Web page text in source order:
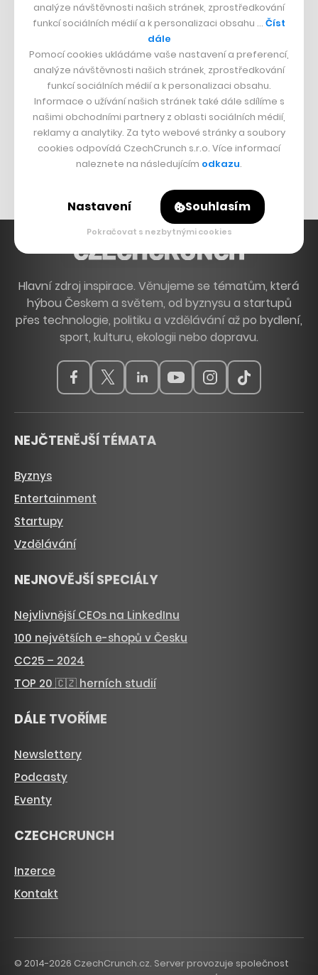
Boční projekt, co se zvrtnul
Francouzský šéfkuchař na Šumavě
Dva golfisti, co pečou
DESIGN
Bomma není tichá
Originální hodinky
Nábytek z betonu
Hlavní zdroj inspirace. Věnujeme se tématům, která
hýbou Českem a světem, od byznysu a startupů
přes technologie, politiku a vzdělávání až po bydlení,
sport, kulturu, ekologii nebo dopravu.
NEJČTENĚJŠÍ TÉMATA
Byznys
Entertainment
Startupy
Vzdělávání
NEJNOVĚJŠÍ SPECIÁLY
Nejvlivnější CEOs na LinkedInu
100 největších e-shopů v Česku
CC25 – 2024
TOP 20 🇨🇿 herních studií
DÁLE TVOŘÍME
Newslettery
Podcasty
Eventy
CZECHCRUNCH
Inzerce
Kontakt
© 2014-2026 CzechCrunch.cz. Server provozuje společnost
analýze návštěvnosti našich stránek, zprostředkování
funkcí sociálních médií a k personalizaci obsahu … Číst
dále
Pomocí cookies ukládáme vaše nastavení a preferencí,
analýze návštěvnosti našich stránek, zprostředkování
funkcí sociálních médií a k personalizaci obsahu.
Informace o užívání našich stránek také dále sdílíme s
našimi obchodními partnery z oblasti sociálních médií,
reklamy a analytiky. Za tyto webové stránky a soubory
cookies odpovídá CzechCrunch s.r.o. Více informací
naleznete na následujícím odkazu.
Nastavení Souhlasím
Pokračovat s nezbytnými cookies